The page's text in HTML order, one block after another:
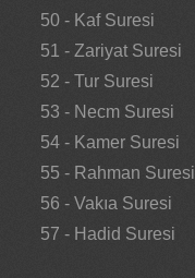
50 - Kaf Suresi
51 - Zariyat Suresi
52 - Tur Suresi
53 - Necm Suresi
54 - Kamer Suresi
55 - Rahman Suresi
56 - Vakıa Suresi
57 - Hadid Suresi